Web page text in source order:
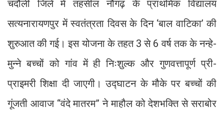
चंदौली जिले में तहसील नौगढ़ के प्राथमिक विद्यालय
सत्यनारायणपुर में स्वतंत्रता दिवस के दिन ‘बाल वाटिका’ की
शुरुआत की गई। इस योजना के तहत 3 से 6 वर्ष तक के नन्हे-
मुन्ने बच्चों को गांव में ही निःशुल्क और गुणवत्तापूर्ण प्री-
प्राइमरी शिक्षा दी जाएगी। उद्घाटन के मौके पर बच्चों की
गूंजती आवाज “वंदे मातरम” ने माहौल को देशभक्ति से सराबोर